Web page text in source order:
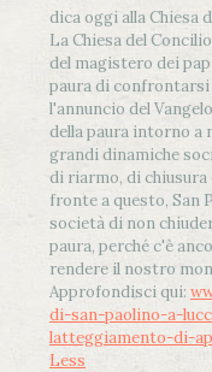
dica oggi alla Chiesa
La Chiesa del
del magistero dei
paura di
l'annuncio del
della paura intorno a
grandi dinamiche
di riarmo, di
fronte a questo, San
società di non
paura, perché c'è
rendere il nostro
Approfondisci qui:
di-san-paolino-a-
latteggiamento-di-
Less